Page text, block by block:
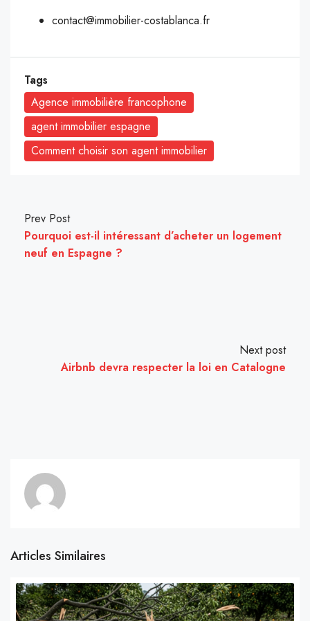
contact@immobilier-costablanca.fr
Tags
Agence immobilière francophone
agent immobilier espagne
Comment choisir son agent immobilier
Prev Post
Pourquoi est-il intéressant d’acheter un logement
neuf en Espagne ?
Next post
Airbnb devra respecter la loi en Catalogne
Articles Similaires